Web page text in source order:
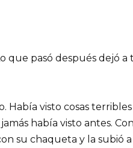
que pasó después dejó a
Había visto cosas
había visto antes.
su chaqueta y la subió